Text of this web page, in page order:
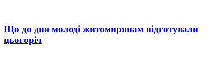
Що до дня молоді житомирянам підготували
цьогоріч